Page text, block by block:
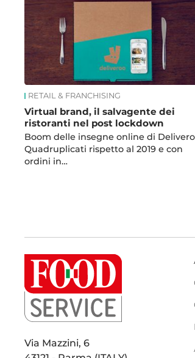
RETAIL & FRANCHISING
Virtual brand, il salvagente dei
ristoranti nel post lockdown
Boom delle insegne online di
Quadruplicati rispetto al 2019 e con
ordini in…
Via Mazzini, 6